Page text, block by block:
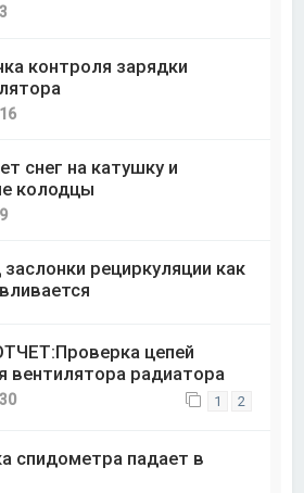
3
контроля зарядки
16
снег на катушку и
колодцы
9
рециркуляции как
цепей
вентилятора радиатора
30 1 2
спидометра падает в